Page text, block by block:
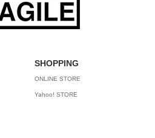
SHOPPING
ONLINE STORE
Yahoo! STORE